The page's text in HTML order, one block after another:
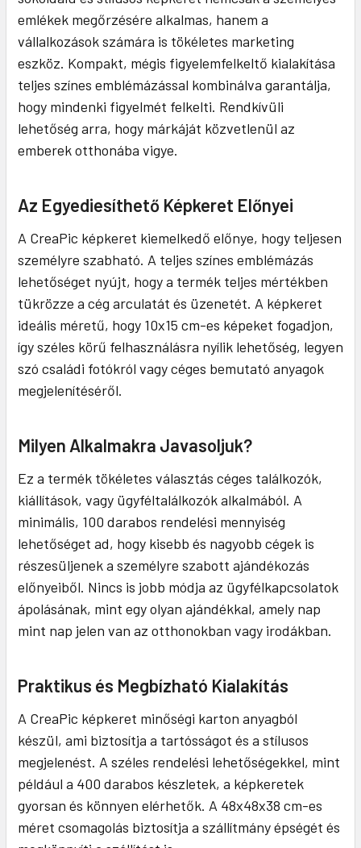
emlékek megőrzésére alkalmas, hanem a
vállalkozások számára is tökéletes marketing
eszköz. Kompakt, mégis figyelemfelkeltő kialakítása
teljes színes emblémázással kombinálva garantálja,
hogy mindenki figyelmét felkelti. Rendkívüli
lehetőség arra, hogy márkáját közvetlenül az
emberek otthonába vigye.
Az Egyediesíthető Képkeret Előnyei
A CreaPic képkeret kiemelkedő előnye, hogy teljesen
személyre szabható. A teljes színes emblémázás
lehetőséget nyújt, hogy a termék teljes mértékben
tükrözze a cég arculatát és üzenetét. A képkeret
ideális méretű, hogy 10x15 cm-es képeket fogadjon,
így széles körű felhasználásra nyílik lehetőség, legyen
szó családi fotókról vagy céges bemutató anyagok
megjelenítéséről.
Milyen Alkalmakra Javasoljuk?
Ez a termék tökéletes választás céges találkozók,
kiállítások, vagy ügyféltalálkozók alkalmából. A
minimális, 100 darabos rendelési mennyiség
lehetőséget ad, hogy kisebb és nagyobb cégek is
részesüljenek a személyre szabott ajándékozás
előnyeiből. Nincs is jobb módja az ügyfélkapcsolatok
ápolásának, mint egy olyan ajándékkal, amely nap
mint nap jelen van az otthonokban vagy irodákban.
Praktikus és Megbízható Kialakítás
A CreaPic képkeret minőségi karton anyagból
készül, ami biztosítja a tartósságot és a stílusos
megjelenést. A széles rendelési lehetőségekkel, mint
például a 400 darabos készletek, a képkeretek
gyorsan és könnyen elérhetők. A 48x48x38 cm-es
méret csomagolás biztosítja a szállítmány épségét és